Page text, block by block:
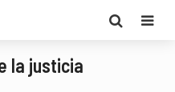
la justicia